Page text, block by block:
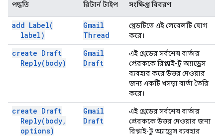
পদ্ধতি রিটার্ন টাইপ সংক্ষিপ্ত বিবরণ
add Label(
label)
Gmail
Thread
থ্রেডটিতে এই লেবেলটি যোগ
করে।
create Draft
Reply(body)
Gmail
Draft
এই থ্রেডের সর্বশেষ বার্তার
প্রেরককে রিপ্লাই-টু অ্যাড্রেস
ব্যবহার করে উত্তর দেওয়ার
জন্য একটি খসড়া বার্তা তৈরি
করে।
create Draft
Reply(body,
options)
Gmail
Draft
এই থ্রেডের সর্বশেষ বার্তার
প্রেরককে উত্তর দেওয়ার জন্য
রিপ্লাই-টু অ্যাড্রেস ব্যবহার